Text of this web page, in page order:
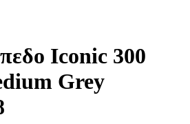
Iconic 300
Grey